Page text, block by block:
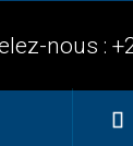
nous :